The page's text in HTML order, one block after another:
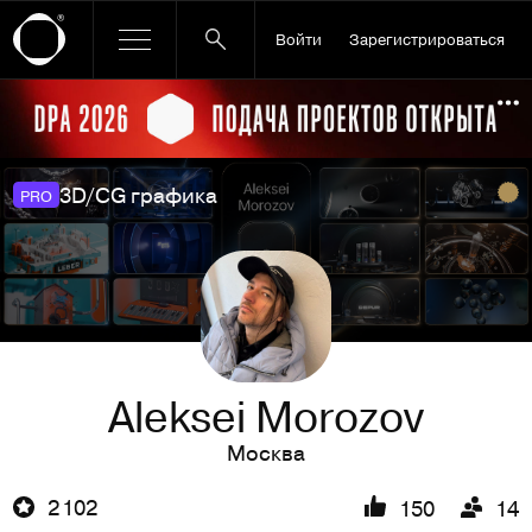
Войти Зарегистрироваться
Ссылка баннера
PRO 3D/CG графика
Aleksei Morozov
Москва
2 102
150 14